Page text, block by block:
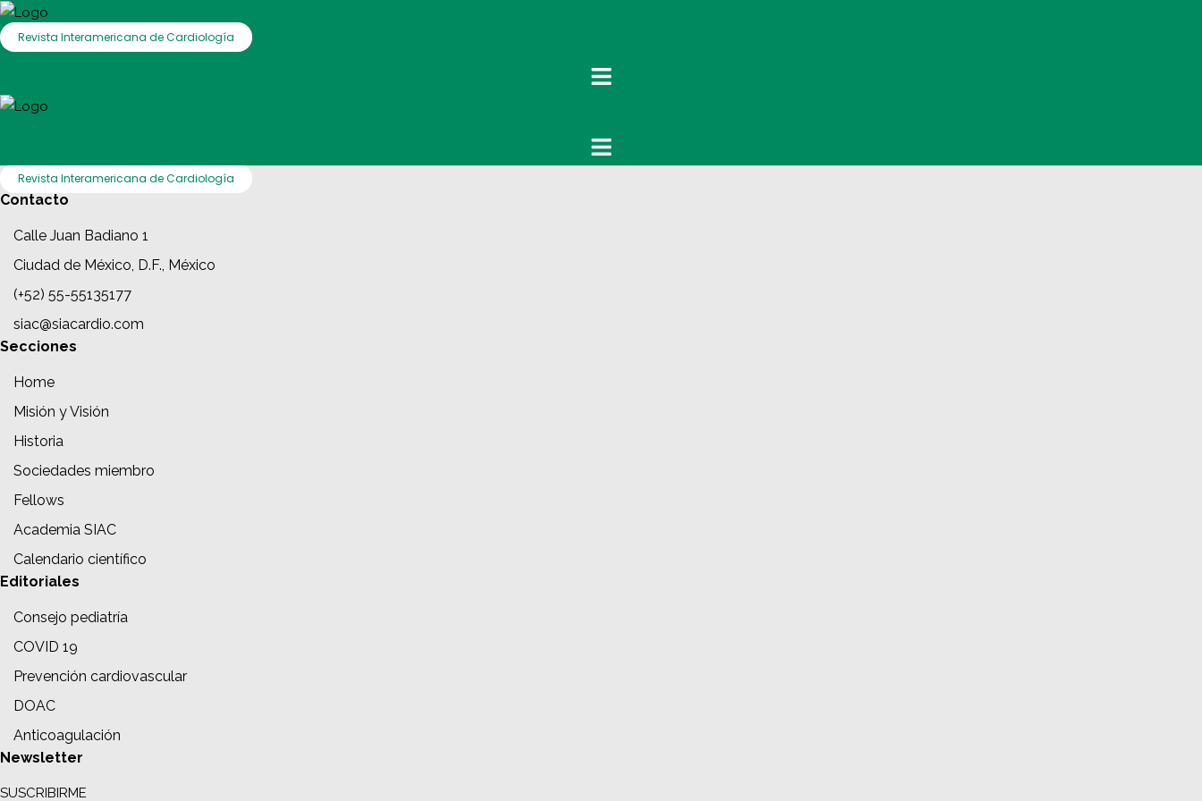
Revista Interamericana de Cardiología
Revista Interamericana de Cardiología
Contacto
Calle Juan Badiano 1
Ciudad de México, D.F., México
(+52) 55-55135177
siac@siacardio.com
Secciones
Home
Misión y Visión
Historia
Sociedades miembro
Fellows
Academia SIAC
Calendario científico
Editoriales
Consejo pediatría
COVID 19
Prevención cardiovascular
DOAC
Anticoagulación
Newsletter
SUSCRIBIRME